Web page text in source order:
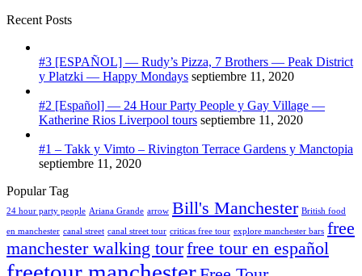
Recent Posts
#3 [ESPAÑOL] — Rudy’s Pizza, 7 Brothers — Peak District
y Platzki — Happy Mondays septiembre 11, 2020
#2 [Español] — 24 Hour Party People y Gay Village —
Katherine Rios Liverpool tours septiembre 11, 2020
#1 – Takk y Vimto – Rivington Terrace Gardens y Manctopia
septiembre 11, 2020
Popular Tag
24 hour party people Ariana Grande arrow Bill's Manchester British food
en manchester canal street canal street tour criticas free tour explore manchester bars free
manchester walking tourfree tour en español